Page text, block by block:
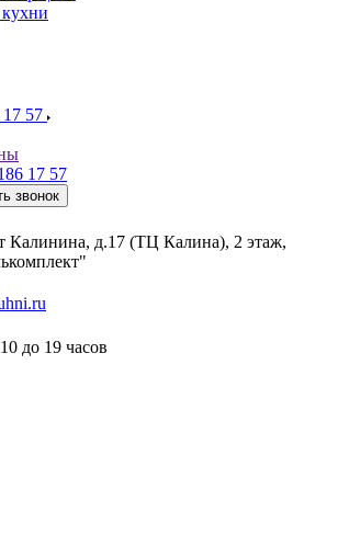
57
17 57
звонок
Калинина, д.17 (ТЦ Калина), 2 этаж,
до 19 часов